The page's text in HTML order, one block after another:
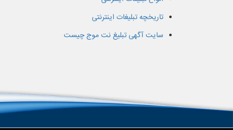
تاریخچه تبلیغات اینترنتی
سایت آگهی تبلیغ نت موج چیست